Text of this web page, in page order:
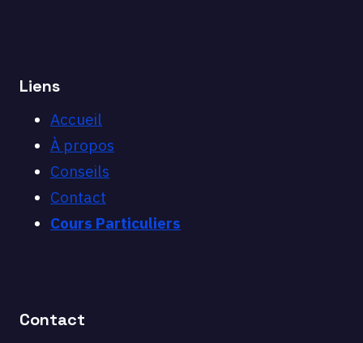
Liens
Accueil
À propos
Conseils
Contact
Cours Particuliers
Contact